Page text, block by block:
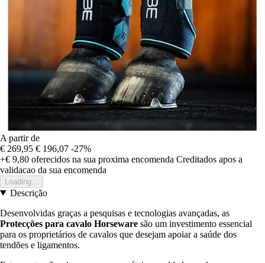
A partir de
€ 269,95 € 196,07 -27%
+€ 9,80 oferecidos na sua proxima encomenda Creditados apos a
validacao da sua encomenda
Loading...
Descrição
Desenvolvidas graças a pesquisas e tecnologias avançadas, as
Protecções para cavalo Horseware são um investimento essencial
para os proprietários de cavalos que desejam apoiar a saúde dos
tendões e ligamentos.